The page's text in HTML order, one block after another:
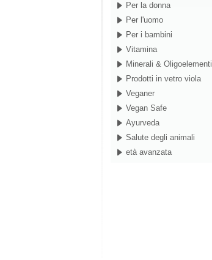
Per la donna
Per l'uomo
Per i bambini
Vitamina
Minerali & Oligoelementi
Prodotti in vetro viola
Veganer
Vegan Safe
Ayurveda
Salute degli animali
età avanzata